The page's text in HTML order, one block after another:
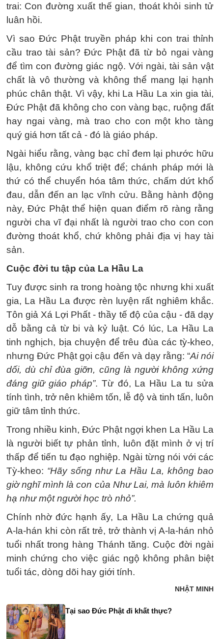
trai: Con đường xuất thế gian, thoát khỏi sinh tử
luân hồi.
Vì sao Đức Phật truyền pháp khi con trai thỉnh
cầu trao tài sản? Đức Phật đã từ bỏ ngai vàng
để tìm con đường giác ngộ. Với ngài, tài sản vật
chất là vô thường và không thể mang lại hạnh
phúc chân thật. Vì vậy, khi La Hầu La xin gia tài,
Đức Phật đã không cho con vàng bạc, ruộng đất
hay ngai vàng, mà trao cho con một kho tàng
quý giá hơn tất cả - đó là giáo pháp.
Ngài hiểu rằng, vàng bạc chỉ đem lại phước hữu
lậu, không cứu khổ triệt để; chánh pháp mới là
thứ có thể chuyển hóa tâm thức, chấm dứt khổ
đau, dẫn đến an lạc vĩnh cửu. Bằng hành động
này, Đức Phật thể hiện quan điểm rõ ràng rằng
người cha vĩ đại nhất là người trao cho con con
đường thoát khổ, chứ không phải địa vị hay tài
sản.
Cuộc đời tu tập của La Hầu La
Tuy được sinh ra trong hoàng tộc nhưng khi xuất
gia, La Hầu La được rèn luyện rất nghiêm khắc.
Tôn giả Xá Lợi Phất - thầy tế độ của cậu - đã dạy
dỗ bằng cả từ bi và kỷ luật. Có lúc, La Hầu La
tinh nghịch, bịa chuyện để trêu đùa các tỳ-kheo,
nhưng Đức Phật gọi cậu đến và dạy rằng: “Ai nói
dối, dù chỉ đùa giỡn, cũng là người không xứng
đáng giữ giáo pháp”. Từ đó, La Hầu La tu sửa
tính tình, trở nên khiêm tốn, lễ độ và tinh tấn, luôn
giữ tâm tỉnh thức.
Trong nhiều kinh, Đức Phật ngợi khen La Hầu La
là người biết tự phản tỉnh, luôn đặt mình ở vị trí
thấp để tiến tu đạo nghiệp. Ngài từng nói với các
Tỳ-kheo: “Hãy sống như La Hầu La, không bao
giờ nghĩ mình là con của Như Lai, mà luôn khiêm
hạ như một người học trò nhỏ”.
Chính nhờ đức hạnh ấy, La Hầu La chứng quả
A-la-hán khi còn rất trẻ, trở thành vị A-la-hán nhỏ
tuổi nhất trong hàng Thánh tăng. Cuộc đời ngài
minh chứng cho việc giác ngộ không phân biệt
tuổi tác, dòng dõi hay giới tính.
NHẬT MINH
Tại sao Đức Phật đi khất thực?